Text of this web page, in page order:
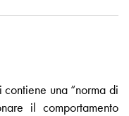
una “norma di
il comportamento